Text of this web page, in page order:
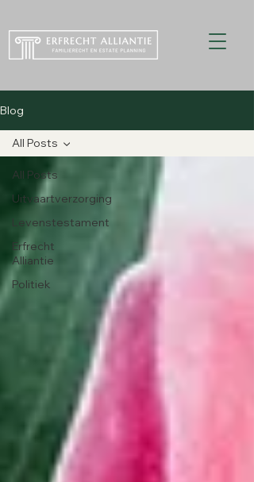
Blog
All Posts
Uitvaartverzorging
Levenstestament
Erfrecht
Alliantie
Politiek
All Posts